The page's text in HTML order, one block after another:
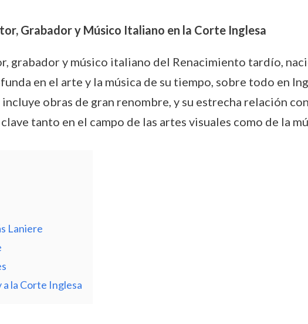
Grabador y Músico Italiano en la Corte Inglesa
grabador y músico italiano del Renacimiento tardío,
en el arte y la música de su tiempo, sobre todo en
obras de gran renombre, y su estrecha relación
tanto en el campo de las artes visuales como de la
Laniere
la Corte Inglesa